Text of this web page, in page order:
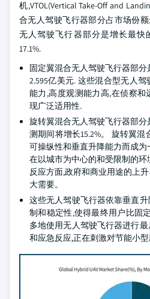
机,VTOL(Vertical Take-Off and
合无人驾驶飞行器部分占市场份
无人驾驶飞行器部分是增长最快
17.1%.
固定翼混合无人驾驶飞行器部分
2.595亿美元. 这些混合型无人
能力,高度观测能力高,在侦察
现广泛适用性.
旋转翼混合无人驾驶飞行器部
测期间将增长15.2%。 旋转翼
可操纵性和垂直升降能力而成
在以城市为中心的和受限制的
反应方面,政府和商业用途的上
大需要。
这些无人驾驶飞行器依靠垂直
制和稳定性,使得最终用户比固
多地使用无人驾驶飞行器进行
和应急反应,正在刺激对节能小型